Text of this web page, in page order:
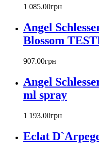
1 085.00грн
Angel
Blossom
907.00грн
Angel
ml spray
1 193.00грн
Eclat